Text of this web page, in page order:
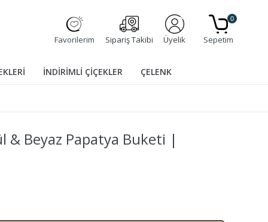
Favorilerim Sipariş Takibi Üyelik Sepetim
0
İNDİRİMLİ ÇİÇEKLER ÇELENK
& Beyaz Papatya Buketi |